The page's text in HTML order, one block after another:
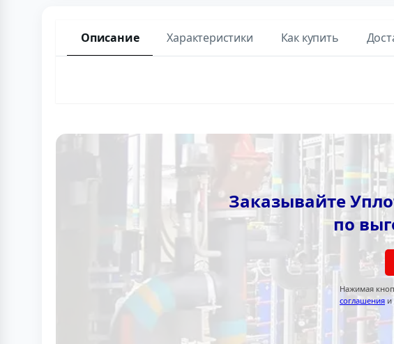
Описание Характеристики Как купить
Заказывайте
по
Нажимая
соглашения и